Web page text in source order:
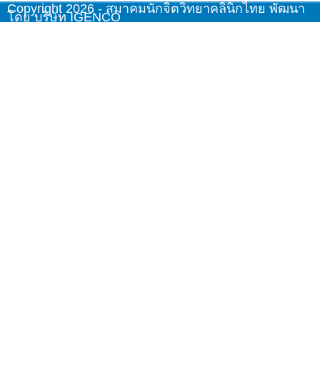
Copyright 2026 - สมาคมนักจิตวิทยาคลินิกไทย พัฒนา
โดย บริษัท IGENCO